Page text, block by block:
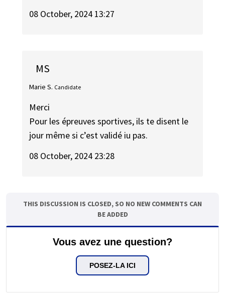
08 October, 2024 13:27
MS
Marie S. Candidate
Merci
Pour les épreuves sportives, ils te disent le
jour même si c’est validé iu pas.
08 October, 2024 23:28
THIS DISCUSSION IS CLOSED, SO NO NEW COMMENTS CAN
BE ADDED
Vous avez une question?
POSEZ-LA ICI